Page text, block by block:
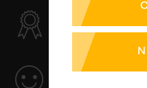
SÉLECTION &
Des produits
SERVICE